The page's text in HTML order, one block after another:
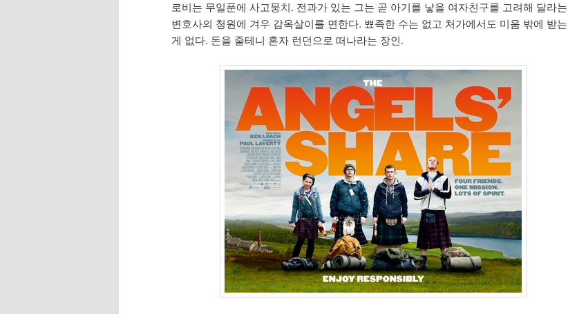
로비는 무일푼에 사고뭉치. 전과가 있는 그는 곧 아기를 낳을 여자친구를 고려해 달라는
변호사의 청원에 겨우 감옥살이를 면한다. 뾰족한 수는 없고 처가에서도 미움 밖에 받는
게 없다. 돈을 줄테니 혼자 런던으로 떠나라는 장인.